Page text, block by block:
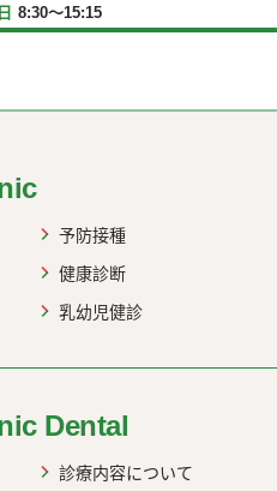
8:30～15:15
予防接種
健康診断
乳幼児健診
Dental
診療内容について